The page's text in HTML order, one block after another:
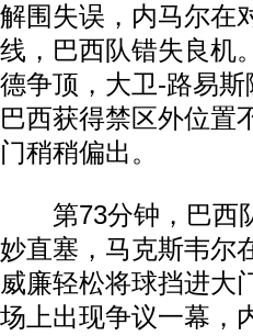
解围失误，内马尔在
线，巴西队错失良机
德争顶，大卫-路易
巴西获得禁区外位置
门稍稍偏出。
第73分钟，巴西队
妙直塞，马克斯韦尔
威廉轻松将球挡进大
场上出现争议一幕，